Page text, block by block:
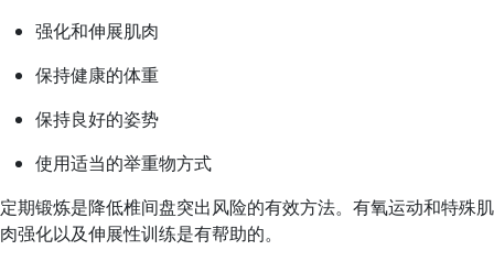
强化和伸展肌肉
保持健康的体重
保持良好的姿势
使用适当的举重物方式
定期锻炼是降低椎间盘突出风险的有效方法。有氧运动和特殊肌
肉强化以及伸展性训练是有帮助的。